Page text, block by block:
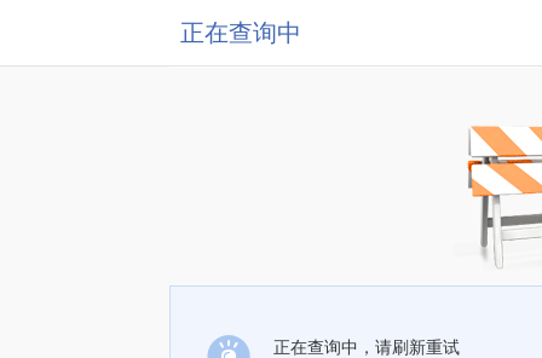
正在查询中
正在查询中，请刷新重试